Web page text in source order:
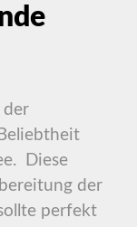
der
Diese
der
perfekt